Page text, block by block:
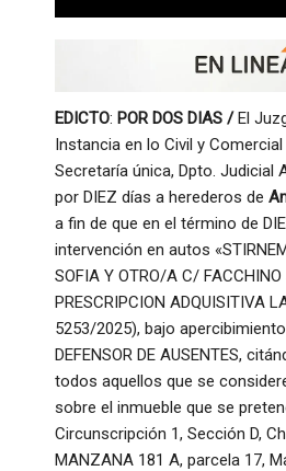
EDICTO: POR DOS DIAS /El
Instancia en lo Civil y Comercial
Secretaría única, Dpto. Judicial
por DIEZ días a herederos de
a fin de que en el término de
intervención en autos
SOFIA Y OTRO/A C/
PRESCRIPCION ADQUISITIVA
5253/2025), bajo
DEFENSOR DE AUSENTES,
todos aquellos que se
sobre el inmueble que se
Circunscripción 1, Sección D,
MANZANA 181 A, parcela 17,